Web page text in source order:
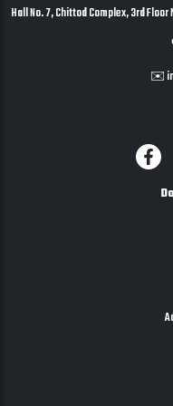
Hall No. 7, Chittod Complex, 3rd Floor
✉️